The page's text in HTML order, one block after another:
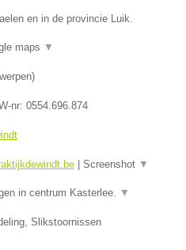
en in de provincie Luik.
maps ▼
)
nr: 0554.696.874
Screenshot ▼
in centrum Kasterlee. ▼
Slikstoornissen